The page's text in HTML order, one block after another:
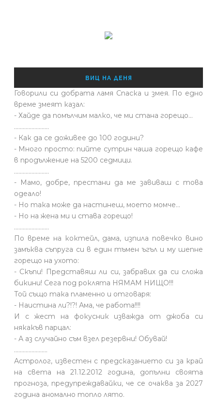
ВИЦ НА ДЕНЯ
Говорили си добрата ламя Спаска и змея. По едно
време змеят казал:
- Хайде да помълчим малко, че ми стана горещо...
........................
- Как да се доживее до 100 години?
- Много просто: пийте сутрин чаша горещо кафе
в продължение на 5200 седмици.
........................
- Мамо, добре, престани да ме завиваш с това
одеало!
- Но така може да настинеш, моето момче…
- Но на жена ми и става горещо!
........................
По време на коктейл, дама, изпила повечко вино
замъква съпруга си в един тъмен ъгъл и му шепне
горещо на ухото:
- Скъпи! Представяш ли си, забравих да си сложа
бикини! Сега под роклята НЯМАМ НИЩО!!!
Той също така пламенно и отговаря:
- Наистина ли?!?! Ама, че работа!!!!
И с жест на фокусник изважда от джоба си
някакъв парцал:
- А аз случайно съм взел резервни! Обувай!
.......................
Астролог, известен с предсказанието си за край
на света на 21.12.2012 година, допълни своята
прогноза, предупреждавайки, че се очаква за 2027
година аномално топло лято.